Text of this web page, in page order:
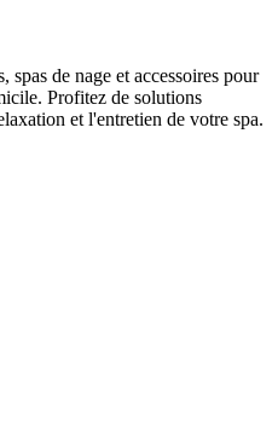
spas de nage et accessoires pour
Profitez de solutions
et l'entretien de votre spa.